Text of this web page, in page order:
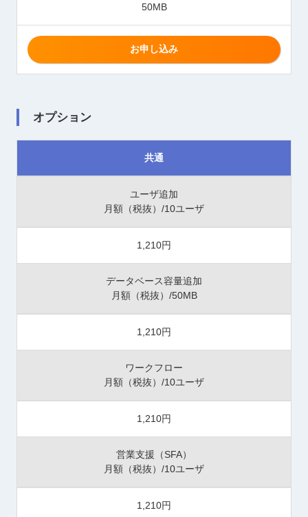
50MB
お申し込み
オプション
共通
ユーザ追加
月額（税抜）/10ユーザ
1,210円
データベース容量追加
月額（税抜）/50MB
1,210円
ワークフロー
月額（税抜）/10ユーザ
1,210円
営業支援（SFA）
月額（税抜）/10ユーザ
1,210円